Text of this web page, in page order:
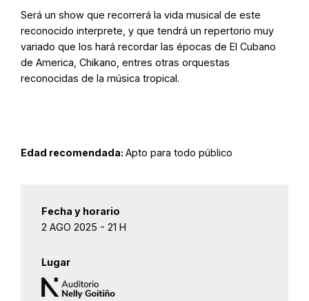
Será un show que recorrerá la vida musical de este
reconocido interprete, y que tendrá un repertorio muy
variado que los hará recordar las épocas de El Cubano
de America, Chikano, entres otras orquestas
reconocidas de la música tropical.
Edad recomendada: Apto para todo público
Fecha y horario
2 AGO 2025 - 21 H
Lugar